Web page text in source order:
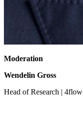
Moderation
Wendelin Gross
Head of Research | 4flow